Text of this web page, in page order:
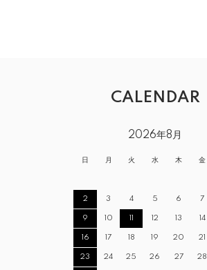
CALENDAR
2026年8月
日 月 火 水 木 金
2 3 4 5 6 7
9 10 11 12 13 14
16 17 18 19 20 21
23 24 25 26 27 28